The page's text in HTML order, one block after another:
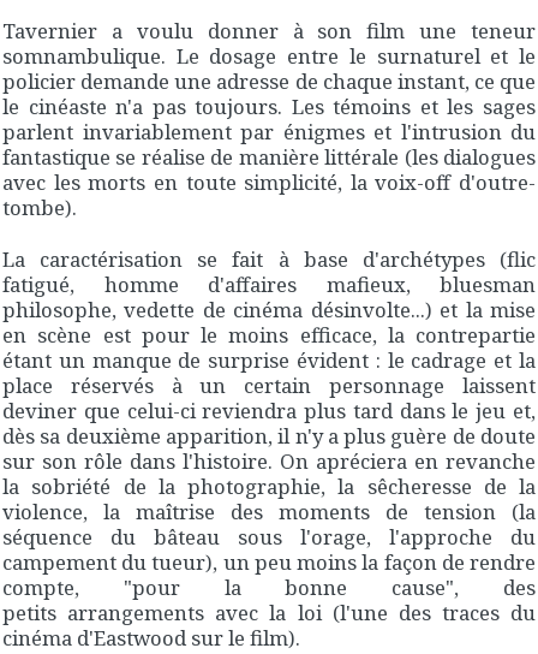
Tavernier a voulu donner à son film une teneur
somnambulique. Le dosage entre le surnaturel et le
policier demande une adresse de chaque instant, ce que
le cinéaste n'a pas toujours. Les témoins et les sages
parlent invariablement par énigmes et l'intrusion du
fantastique se réalise de manière littérale (les dialogues
avec les morts en toute simplicité, la voix-off d'outre-
tombe).
La caractérisation se fait à base d'archétypes (flic
fatigué, homme d'affaires mafieux, bluesman
philosophe, vedette de cinéma désinvolte...) et la mise
en scène est pour le moins efficace, la contrepartie
étant un manque de surprise évident : le cadrage et la
place réservés à un certain personnage laissent
deviner que celui-ci reviendra plus tard dans le jeu et,
dès sa deuxième apparition, il n'y a plus guère de doute
sur son rôle dans l'histoire. On apréciera en revanche
la sobriété de la photographie, la sêcheresse de la
violence, la maîtrise des moments de tension (la
séquence du bâteau sous l'orage, l'approche du
campement du tueur), un peu moins la façon de rendre
compte, "pour la bonne cause", des
petits arrangements avec la loi (l'une des traces du
cinéma d'Eastwood sur le film).